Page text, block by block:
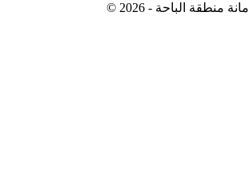
© 2026 - أمانة منطقة الباحة